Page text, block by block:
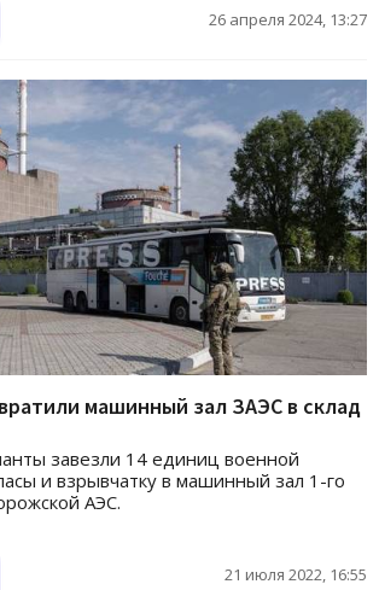
26 апреля 2024, 13:27
машинный зал ЗАЭС в склад
завезли 14 единиц военной
и взрывчатку в машинный зал 1-го
АЭС.
21 июля 2022, 16:55